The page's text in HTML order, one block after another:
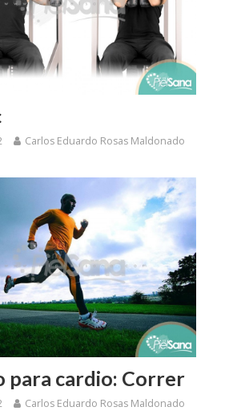
Carlos Eduardo Rosas Maldonado
para cardio: Correr
Carlos Eduardo Rosas Maldonado